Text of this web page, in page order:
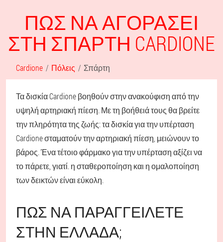
ΠΏΣ ΝΑ ΑΓΟΡΆΣΕΙ
ΣΤΗ ΣΠΆΡΤΗ CARDIONE
Cardione Πόλεις Σπάρτη
Τα δισκία Cardione βοηθούν στην ανακούφιση από την
υψηλή αρτηριακή πίεση. Με τη βοήθειά τους θα βρείτε
την πληρότητα της ζωής: τα δισκία για την υπέρταση
Cardione σταματούν την αρτηριακή πίεση, μειώνουν το
βάρος. Ένα τέτοιο φάρμακο για την υπέρταση αξίζει να
το πάρετε, γιατί. η σταθεροποίηση και η ομαλοποίηση
των δεικτών είναι εύκολη.
ΠΏΣ ΝΑ ΠΑΡΑΓΓΕΊΛΕΤΕ
ΣΤΗΝ ΕΛΛΆΔΑ;